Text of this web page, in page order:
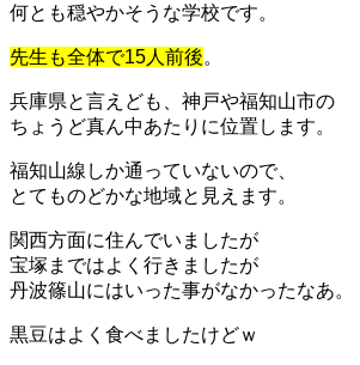
何とも穏やかそうな学校です。
先生も全体で15人前後。
兵庫県と言えども、神戸や福知山市の
ちょうど真ん中あたりに位置します。
福知山線しか通っていないので、
とてものどかな地域と見えます。
関西方面に住んでいましたが
宝塚まではよく行きましたが
丹波篠山にはいった事がなかったなあ。
黒豆はよく食べましたけどｗ